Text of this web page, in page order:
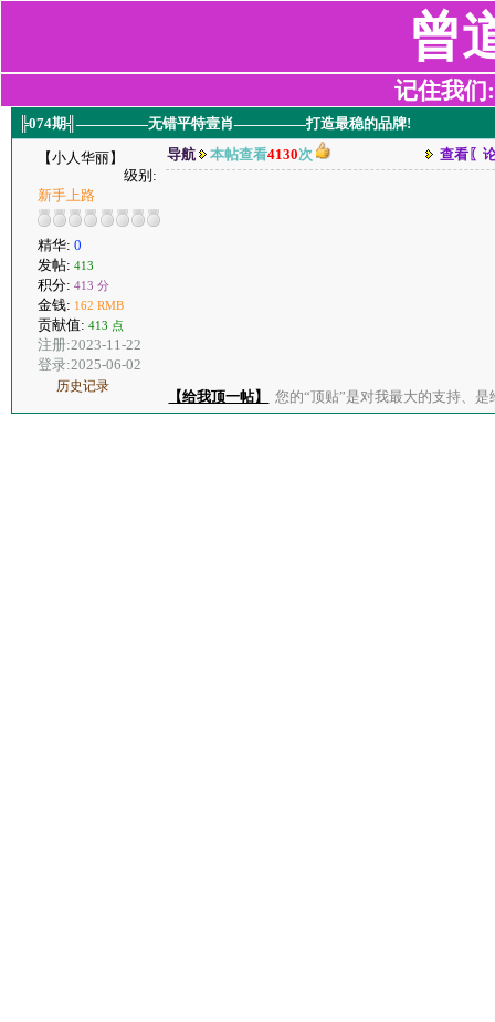
曾
记住我们
╠074期╣—————无错平特壹肖—————打造最稳的品牌!
【小人华丽】
级别:
新手上路
精华: 0
发帖: 413
积分: 413 分
金钱: 162 RMB
贡献值: 413 点
注册:2023-11-22
登录:2025-06-02
历史记录
导航 本帖查看4130次 查看〖
【给我顶一帖】 您的“顶贴”是对我最大的支持、